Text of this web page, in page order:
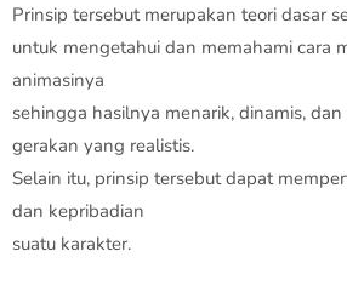
Prinsip tersebut merupakan teori dasar
untuk mengetahui dan memahami cara
animasinya
sehingga hasilnya menarik, dinamis,
gerakan yang realistis.
Selain itu, prinsip tersebut dapat
dan kepribadian
suatu karakter.